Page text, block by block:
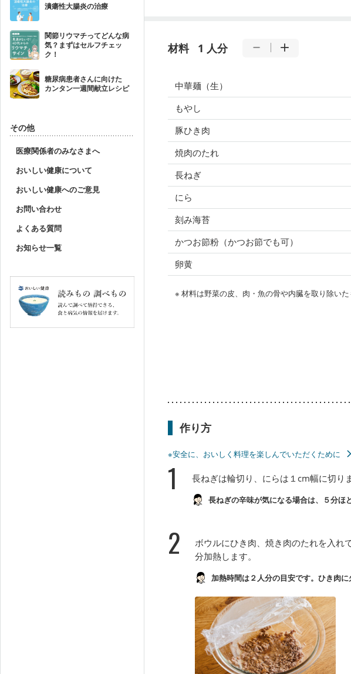
潰瘍性大腸炎の治療
関節リウマチってどんな病
気？まずはセルフチェッ
ク！
糖尿病患者さんに向けた
カンタン一週間献立レシピ
その他
医療関係者のみなさまへ
おいしい健康について
おいしい健康へのご意見
お問い合わせ
よくある質問
お知らせ一覧
材料 1 人分
中華麺（生）
もやし
豚ひき肉
焼肉のたれ
長ねぎ
にら
刻み海苔
かつお節粉（かつお節でも可）
卵黄
※ 材料は野菜の皮、肉・魚の骨や内臓を取り除い
作り方
※安全に、おいしく料理を楽しんでいただくために
1 長ねぎは輪切り、にらは１cm幅に切りま
長ねぎの辛味が気になる場合は、５分ほ
2
ボウルにひき肉、焼き肉のたれを入れ
分加熱します。
加熱時間は２人分の目安です。ひき肉